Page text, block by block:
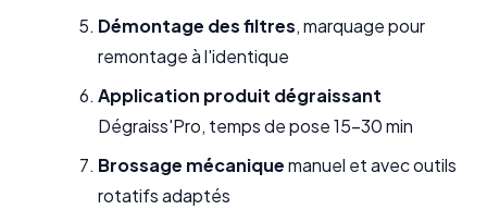
Démontage des filtres, marquage pour
remontage à l'identique
Application produit dégraissant
Dégraiss'Pro, temps de pose 15-30 min
Brossage mécaniquemanuel et avec outils
rotatifs adaptés